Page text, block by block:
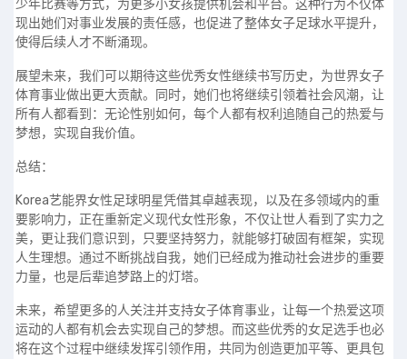
少年比赛等方式，为更多小女孩提供机会和平台。这种行为不仅体
现出她们对事业发展的责任感，也促进了整体女子足球水平提升，
使得后续人才不断涌现。
展望未来，我们可以期待这些优秀女性继续书写历史，为世界女子
体育事业做出更大贡献。同时，她们也将继续引领着社会风潮，让
所有人都看到：无论性别如何，每个人都有权利追随自己的热爱与
梦想，实现自我价值。
总结：
Korea艺能界女性足球明星凭借其卓越表现，以及在多领域内的重
要影响力，正在重新定义现代女性形象，不仅让世人看到了实力之
美，更让我们意识到，只要坚持努力，就能够打破固有框架，实现
人生理想。通过不断挑战自我，她们已经成为推动社会进步的重要
力量，也是后辈追梦路上的灯塔。
未来，希望更多的人关注并支持女子体育事业，让每一个热爱这项
运动的人都有机会去实现自己的梦想。而这些优秀的女足选手也必
将在这个过程中继续发挥引领作用，共同为创造更加平等、更具包